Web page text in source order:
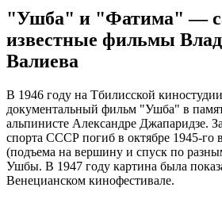
"Ушба" и "Фатима" —
известные фильмы
Валиева
В 1946 году на Тбилисской
документальный фильм "Ушба" в
альпинисте Александре Джапаридзе.
спорта СССР погиб в октябре 1945-го
(подъема на вершину и спуск по
Ушбы. В 1947 году картина была
Венецианском кинофестивале.